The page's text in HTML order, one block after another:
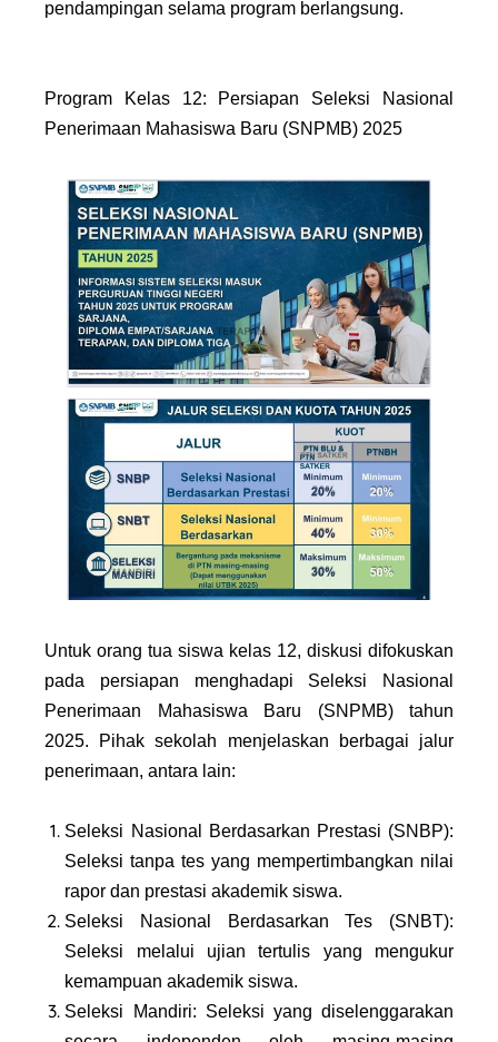
pendampingan selama program berlangsung.
Program Kelas 12: Persiapan Seleksi Nasional
Penerimaan Mahasiswa Baru (SNPMB) 2025
Untuk orang tua siswa kelas 12, diskusi difokuskan
pada persiapan menghadapi Seleksi Nasional
Penerimaan Mahasiswa Baru (SNPMB) tahun
2025. Pihak sekolah menjelaskan berbagai jalur
penerimaan, antara lain:
Seleksi Nasional Berdasarkan Prestasi (SNBP):
Seleksi tanpa tes yang mempertimbangkan nilai
rapor dan prestasi akademik siswa.
Seleksi Nasional Berdasarkan Tes (SNBT):
Seleksi melalui ujian tertulis yang mengukur
kemampuan akademik siswa.
Seleksi Mandiri: Seleksi yang diselenggarakan